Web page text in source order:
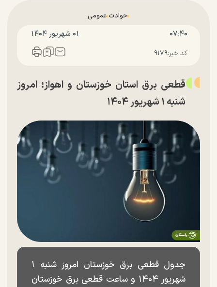
حوادث عمومی
۰۷:۴۰ ۰۱ شهريور ۱۴۰۴
کد خبر:۹۱۷۹
قطعی برق استان خوزستان و اهواز؛ امروز
شنبه ۱ شهریور ۱۴۰۴
جدول قطعی برق خوزستان امروز شنبه ۱
شهریور ۱۴۰۴ و ساعت قطعی برق خوزستان